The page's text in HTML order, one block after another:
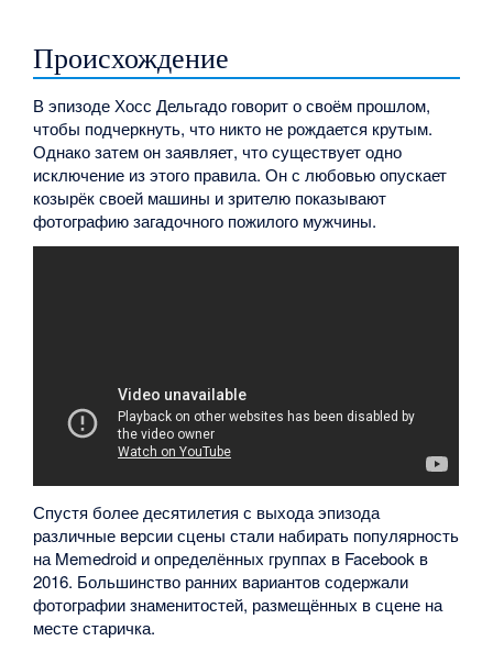
Происхождение
В эпизоде Хосс Дельгадо говорит о своём прошлом,
чтобы подчеркнуть, что никто не рождается крутым.
Однако затем он заявляет, что существует одно
исключение из этого правила. Он с любовью опускает
козырёк своей машины и зрителю показывают
фотографию загадочного пожилого мужчины.
Спустя более десятилетия с выхода эпизода
различные версии сцены стали набирать популярность
на Memedroid и определённых группах в Facebook в
2016. Большинство ранних вариантов содержали
фотографии знаменитостей, размещённых в сцене на
месте старичка.